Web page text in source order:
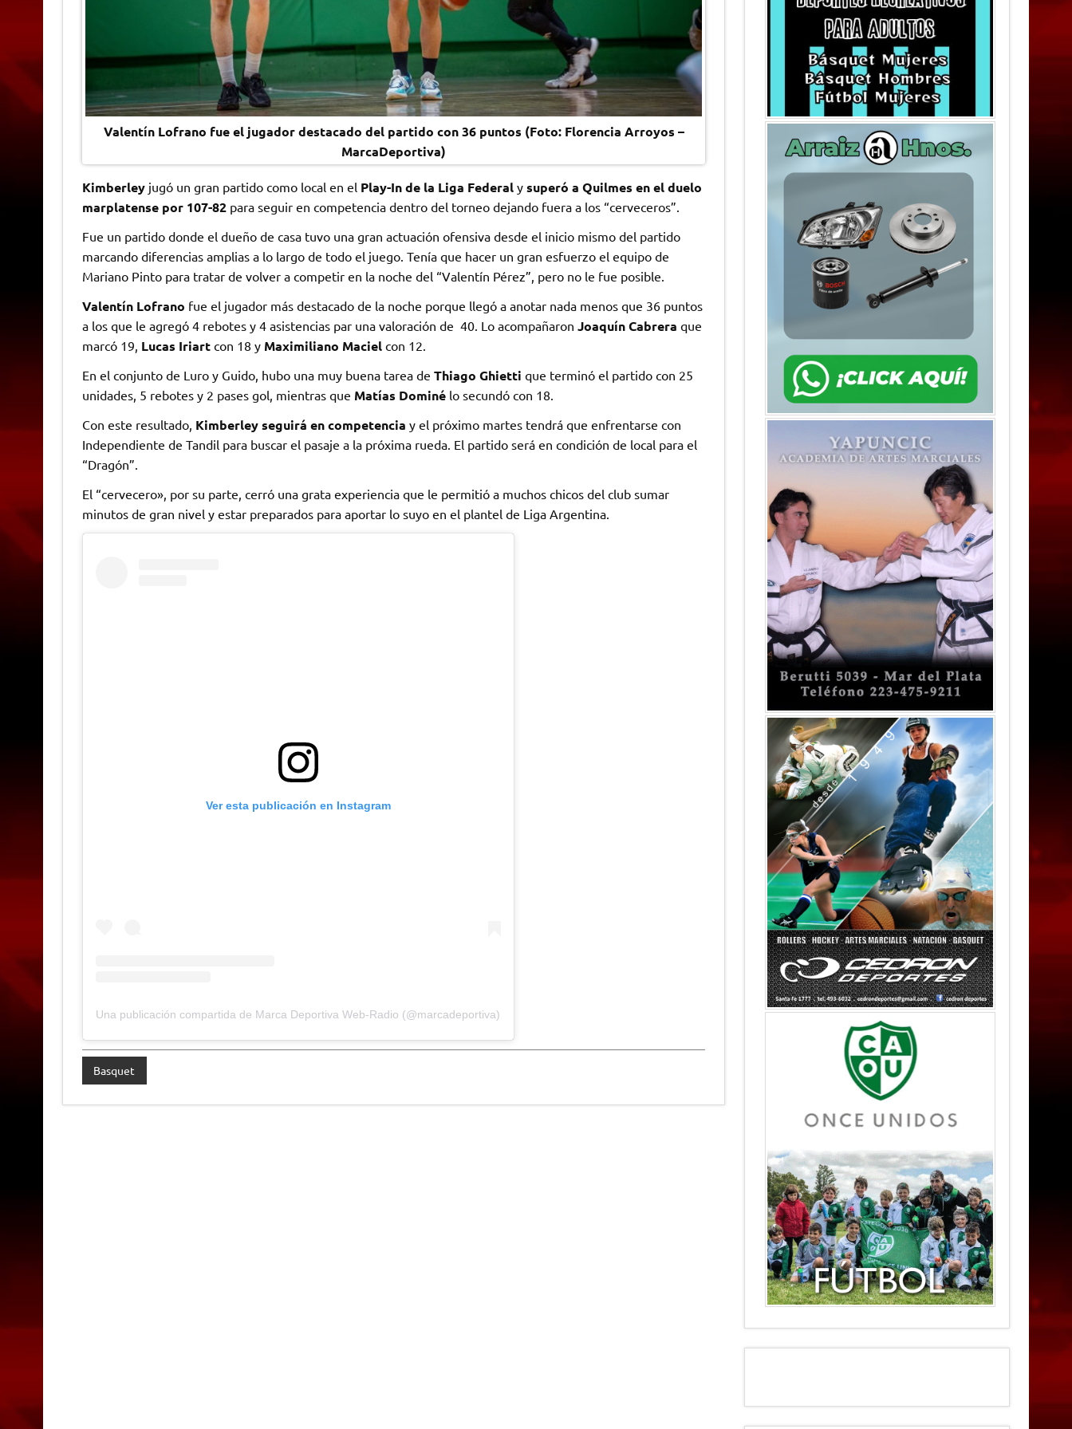
Valentín Lofrano fue el jugador destacado del partido con 36 puntos (Foto: Florencia Arroyos –
MarcaDeportiva)
Kimberleyjugó un gran partido como local en el Play-In de la Liga Federal y superó a Quilmes en el duelo
marplatense por 107-82 para seguir en competencia dentro del torneo dejando fuera a los “cerveceros”.
Fue un partido donde el dueño de casa tuvo una gran actuación ofensiva desde el inicio mismo del partido
marcando diferencias amplias a lo largo de todo el juego. Tenía que hacer un gran esfuerzo el equipo de
Mariano Pinto para tratar de volver a competir en la noche del “Valentín Pérez”, pero no le fue posible.
Valentín Lofrano fue el jugador más destacado de la noche porque llegó a anotar nada menos que 36 puntos
a los que le agregó 4 rebotes y 4 asistencias par una valoración de 40. Lo acompañaron Joaquín Cabrera que
marcó 19, Lucas Iriartcon 18 y Maximiliano Maciel con 12.
En el conjunto de Luro y Guido, hubo una muy buena tarea de Thiago Ghietti que terminó el partido con 25
unidades, 5 rebotes y 2 pases gol, mientras que Matías Dominélo secundó con 18.
Con este resultado, Kimberley seguirá en competencia y el próximo martes tendrá que enfrentarse con
Independiente de Tandil para buscar el pasaje a la próxima rueda. El partido será en condición de local para el
“Dragón”.
El “cervecero», por su parte, cerró una grata experiencia que le permitió a muchos chicos del club sumar
minutos de gran nivel y estar preparados para aportar lo suyo en el plantel de Liga Argentina.
Ver esta publicación en Instagram
Una publicación compartida de Marca Deportiva Web-Radio (@marcadeportiva)
Basquet